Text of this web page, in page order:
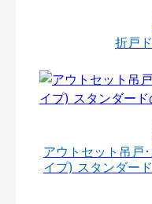
折戸
アウトセット吊戸
イプ) スタンダード